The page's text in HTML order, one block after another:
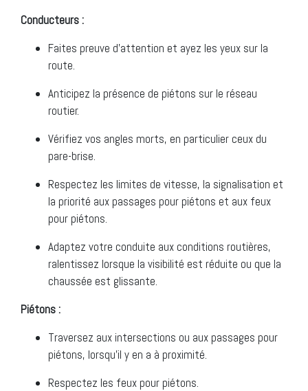
Conducteurs :
Faites preuve d’attention et ayez les yeux sur la
route.
Anticipez la présence de piétons sur le réseau
routier.
Vérifiez vos angles morts, en particulier ceux du
pare-brise.
Respectez les limites de vitesse, la signalisation et
la priorité aux passages pour piétons et aux feux
pour piétons.
Adaptez votre conduite aux conditions routières,
ralentissez lorsque la visibilité est réduite ou que la
chaussée est glissante.
Piétons :
Traversez aux intersections ou aux passages pour
piétons, lorsqu’il y en a à proximité.
Respectez les feux pour piétons.